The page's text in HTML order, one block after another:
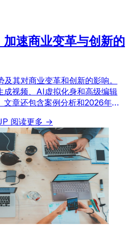
速商业变革与创新的
其对商业变革和创新的影响。
成视频、AI虚拟化身和高级编辑
章还包含案例分析和2026年趋
阅读更多 →